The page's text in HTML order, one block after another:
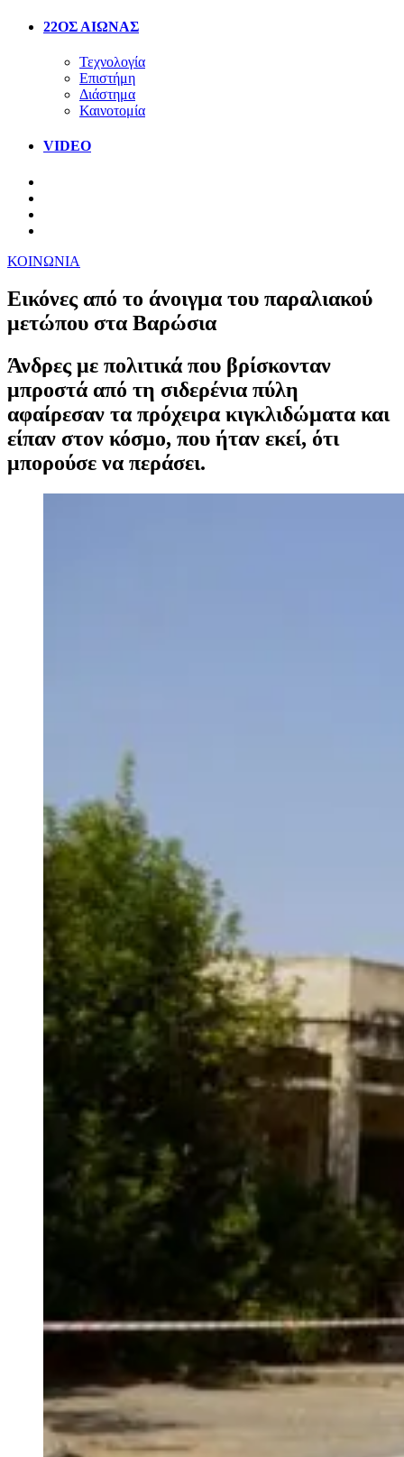
22ΟΣ ΑΙΩΝΑΣ
Τεχνολογία
Επιστήμη
Διάστημα
Καινοτομία
VIDEO
ΚΟΙΝΩΝΙΑ
Εικόνες από το άνοιγμα του παραλιακού
μετώπου στα Βαρώσια
Άνδρες με πολιτικά που βρίσκονταν
μπροστά από τη σιδερένια πύλη
αφαίρεσαν τα πρόχειρα κιγκλιδώματα και
είπαν στον κόσμο, που ήταν εκεί, ότι
μπορούσε να περάσει.